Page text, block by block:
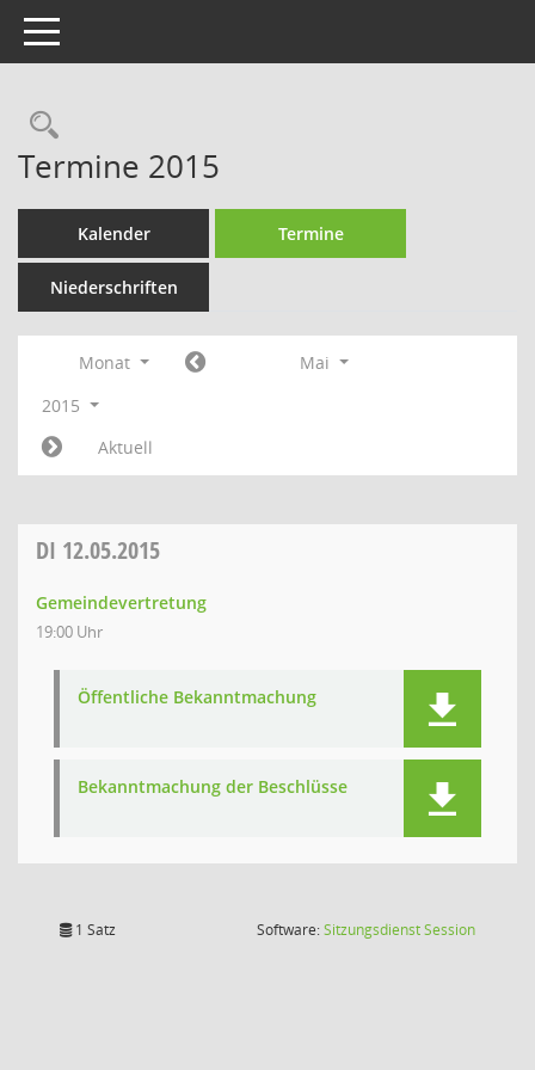
Toggle navigation
Rechercheauswahl
Termine 2015
Kalender Termine
Niederschriften
Monat
Mai
2015
Aktuell
DI 12.05.2015
Gemeindevertretung
19:00 Uhr
Öffentliche Bekanntmachung
Bekanntmachung der Beschlüsse
1 Satz Software:SitzungsdienstSession(Wird in